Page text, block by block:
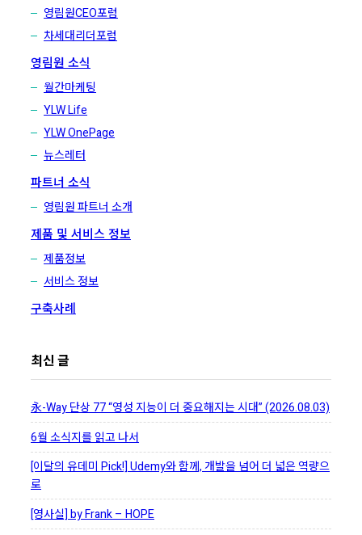
영림원CEO포럼
차세대리더포럼
영림원 소식
월간마케팅
YLW Life
YLW OnePage
뉴스레터
파트너 소식
영림원 파트너 소개
제품 및 서비스 정보
제품정보
서비스 정보
구축사례
최신 글
永-Way 단상 77 “영성 지능이 더 중요해지는 시대” (2026.08.03)
6월 소식지를 읽고 나서
[이달의 유데미 Pick!] Udemy와 함께, 개발을 넘어 더 넓은 역량으
로
[영사실] by Frank – HOPE